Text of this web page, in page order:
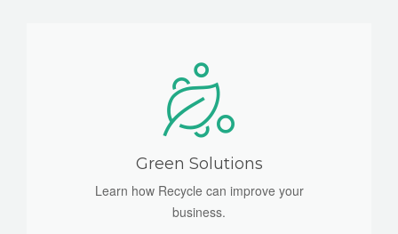
Green Solutions
Learn how Recycle can improve your
business.